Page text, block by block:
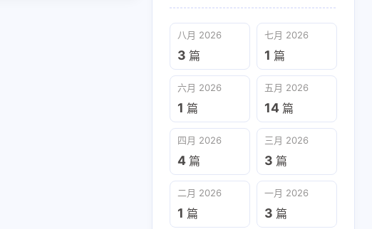
八月 2026
3 篇
七月 2026
1 篇
六月 2026
1 篇
五月 2026
14 篇
四月 2026
4 篇
三月 2026
3 篇
二月 2026
1 篇
一月 2026
3 篇